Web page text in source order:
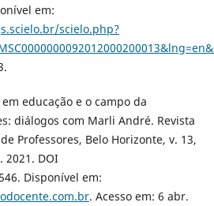
em:
scielo.php?
educação e o campo da
diálogos com Marli André. Revista
Professores, Belo Horizonte, v. 13,
2021. DOI
Disponível em:
. Acesso em: 6 abr.